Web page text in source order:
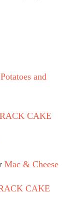
and
CAKE
Mac & Cheese
CAKE